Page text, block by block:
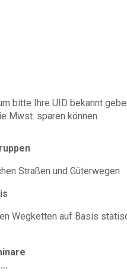
bitte Ihre UID bekannt
Mwst. sparen können.
Straßen und Güterwegen
Wegketten auf Basis